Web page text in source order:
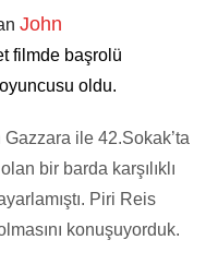
John
filmde başrolü
oldu.
ile 42.Sokak’ta
bir barda karşılıklı
Piri Reis
konuşuyorduk.